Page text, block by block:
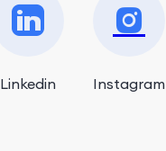
Linkedin Instagram